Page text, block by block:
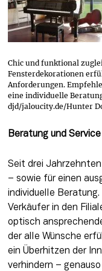
Chic und funktional
Fensterdekorationen
Anforderungen.
eine individuelle
djd/jaloucity.de/Hunter
Beratung und
Seit drei
– sowie für einen
individuelle
Verkäufer in den
optisch
der alle Wünsche
ein Überhitzen der
verhindern –